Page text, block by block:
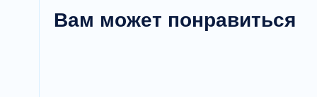
Вам может понравиться